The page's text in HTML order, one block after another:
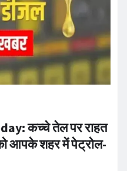
कच्चे तेल पर राहत
आपके शहर में पेट्रोल-